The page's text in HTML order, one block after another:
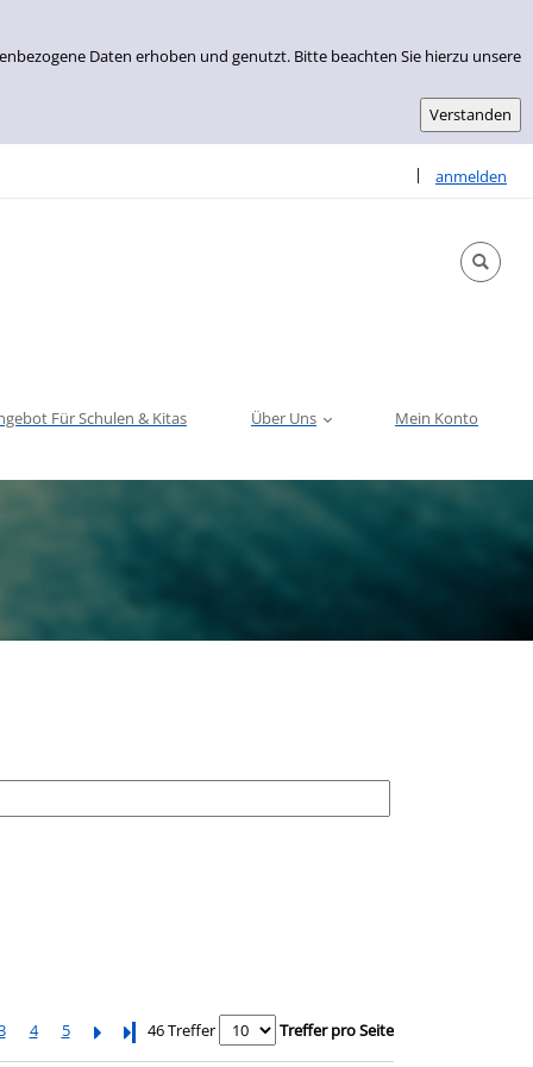
Daten erhoben und genutzt. Bitte beachten Sie hierzu unsere
| anmelden
Sprache
Für Schulen & Kitas Über Uns Mein Konto
4 5 Letzte Seite
46 Treffer Treffer pro Seite